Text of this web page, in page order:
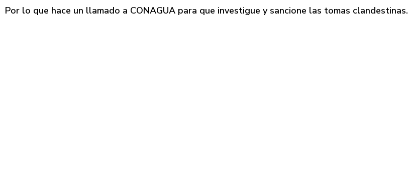
Por lo que hace un llamado a CONAGUA para que investigue y sancione las tomas clandestinas.